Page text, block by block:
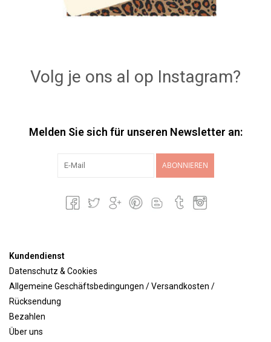
Volg je ons al op Instagram?
Melden Sie sich für unseren Newsletter an:
ABONNIEREN
Kundendienst
Datenschutz & Cookies
Allgemeine Geschäftsbedingungen / Versandkosten /
Rücksendung
Bezahlen
Über uns